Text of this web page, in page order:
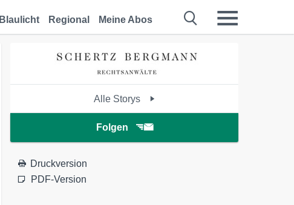
Blaulicht Regional Meine Abos
Alle Storys
Folgen
Druckversion
PDF-Version